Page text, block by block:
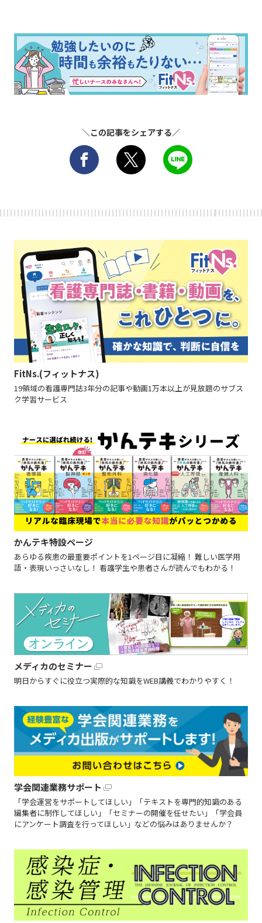
＼この記事をシェアする／
FitNs.(フィットナス)
19領域の看護専門誌3年分の記事や動画1万本以上が見放題のサブス
ク学習サービス
かんテキ特設ページ
あらゆる疾患の最重要ポイントを1ページ目に凝縮！ 難しい医学用
語・表現いっさいなし！ 看護学生や患者さんが読んでもわかる！
メディカのセミナー
明日からすぐに役立つ実際的な知識をWEB講義でわかりやすく！
学会関連業務サポート
「学会運営をサポートしてほしい」「テキストを専門的知識のある
編集者に制作してほしい」「セミナーの開催を任せたい」「学会員
にアンケート調査を行ってほしい」などの悩みはありませんか？